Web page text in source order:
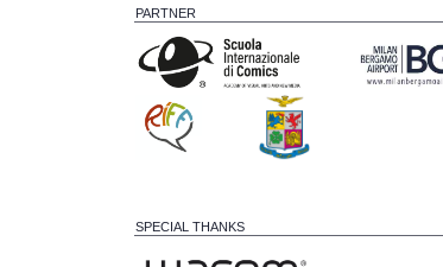
PARTNER
SPECIAL THANKS